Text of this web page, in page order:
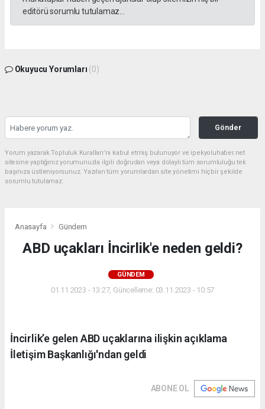
editörü sorumlu tutulamaz...
Okuyucu Yorumları (0)
Gönder
Yorum yazarak Topluluk Kuralları’nı kabul etmiş bulunuyor ve ipekyoluhaber.net
sitesine yaptığınız yorumunuzla ilgili doğrudan veya dolaylı tüm sorumluluğu tek
başınıza üstleniyorsunuz. Yazılan tüm yorumlardan site yönetimi hiçbir şekilde
sorumlu tutulamaz.
Anasayfa Gündem
ABD uçakları İncirlik'e neden geldi?
GÜNDEM
01.11.2023 - 13:27, Güncelleme: 03.11.2023 - 10:57
İncirlik’e gelen ABD uçaklarına ilişkin açıklama
İletişim Başkanlığı'ndan geldi
ABONE OL